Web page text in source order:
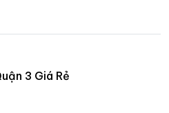
3 Giá Rẻ